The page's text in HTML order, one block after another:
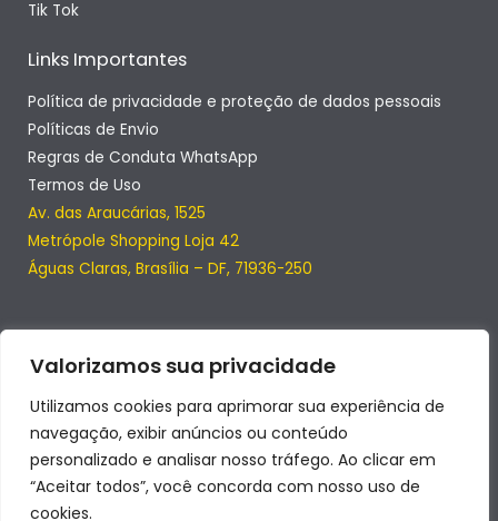
Valorizamos sua privacidade
Utilizamos cookies para aprimorar sua experiência de
navegação, exibir anúncios ou conteúdo
personalizado e analisar nosso tráfego. Ao clicar em
“Aceitar todos”, você concorda com nosso uso de
cookies.
Tik Tok
Links Importantes
Política de privacidade e proteção de dados pessoais
Políticas de Envio
Regras de Conduta WhatsApp
Termos de Uso
Av. das Araucárias, 1525
Metrópole Shopping Loja 42
Águas Claras, Brasília – DF, 71936-250